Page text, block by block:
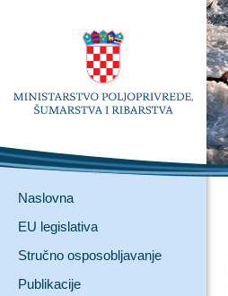
Naslovna
EU legislativa
Stručno osposobljavanje
Publikacije